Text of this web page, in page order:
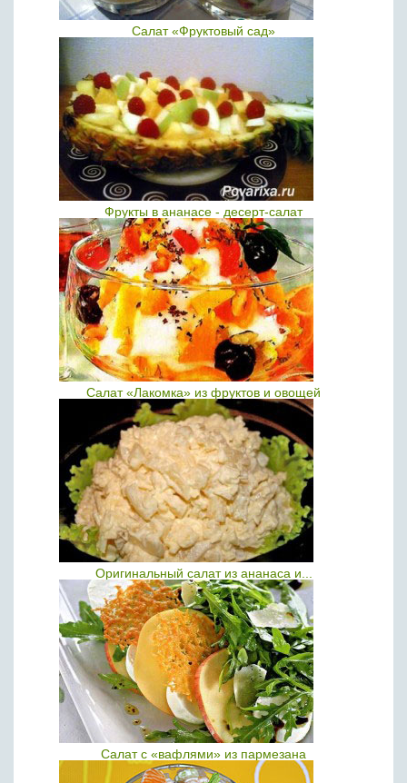
Салат «Фруктовый сад»
Фрукты в ананасе - десерт-салат
Салат «Лакомка» из фруктов и овощей
Оригинальный салат из ананаса и...
Салат с «вафлями» из пармезана